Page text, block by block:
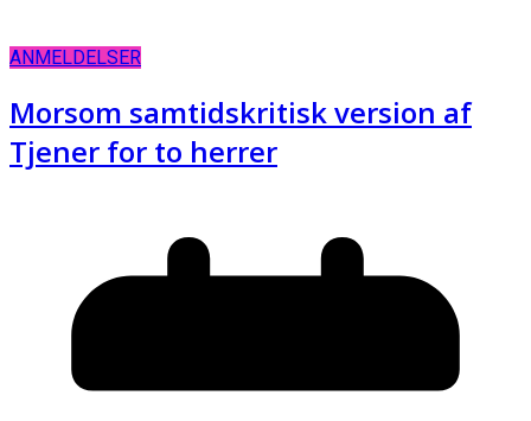
ANMELDELSER
Morsom samtidskritisk version af
Tjener for to herrer